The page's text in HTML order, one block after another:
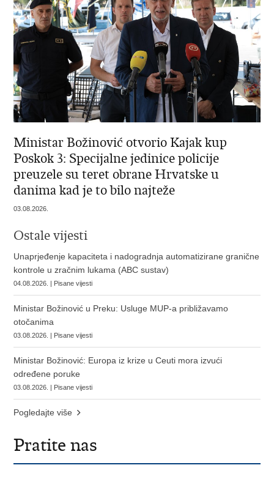
Ministar Božinović otvorio Kajak kup
Poskok 3: Specijalne jedinice policije
preuzele su teret obrane Hrvatske u
danima kad je to bilo najteže
03.08.2026.
Ostale vijesti
Unaprjeđenje kapaciteta i nadogradnja automatizirane granične
kontrole u zračnim lukama (ABC sustav)
04.08.2026. | Pisane vijesti
Ministar Božinović u Preku: Usluge MUP-a približavamo
otočanima
03.08.2026. | Pisane vijesti
Ministar Božinović: Europa iz krize u Ceuti mora izvući
određene poruke
03.08.2026. | Pisane vijesti
Pogledajte više
Pratite nas